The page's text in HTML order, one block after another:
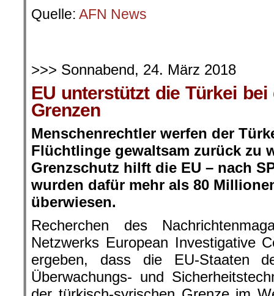
Quelle: AFN News
>>> Sonnabend, 24. März 2018
EU unterstützt die Türkei
Grenzen
Menschenrechtler werfen der
Flüchtlinge gewaltsam zurück zu
Grenzschutz hilft die EU – nach
wurden dafür mehr als 80
überwiesen.
Recherchen des
Netzwerks European Investigative
ergeben, dass die EU-Staaten
Überwachungs- und